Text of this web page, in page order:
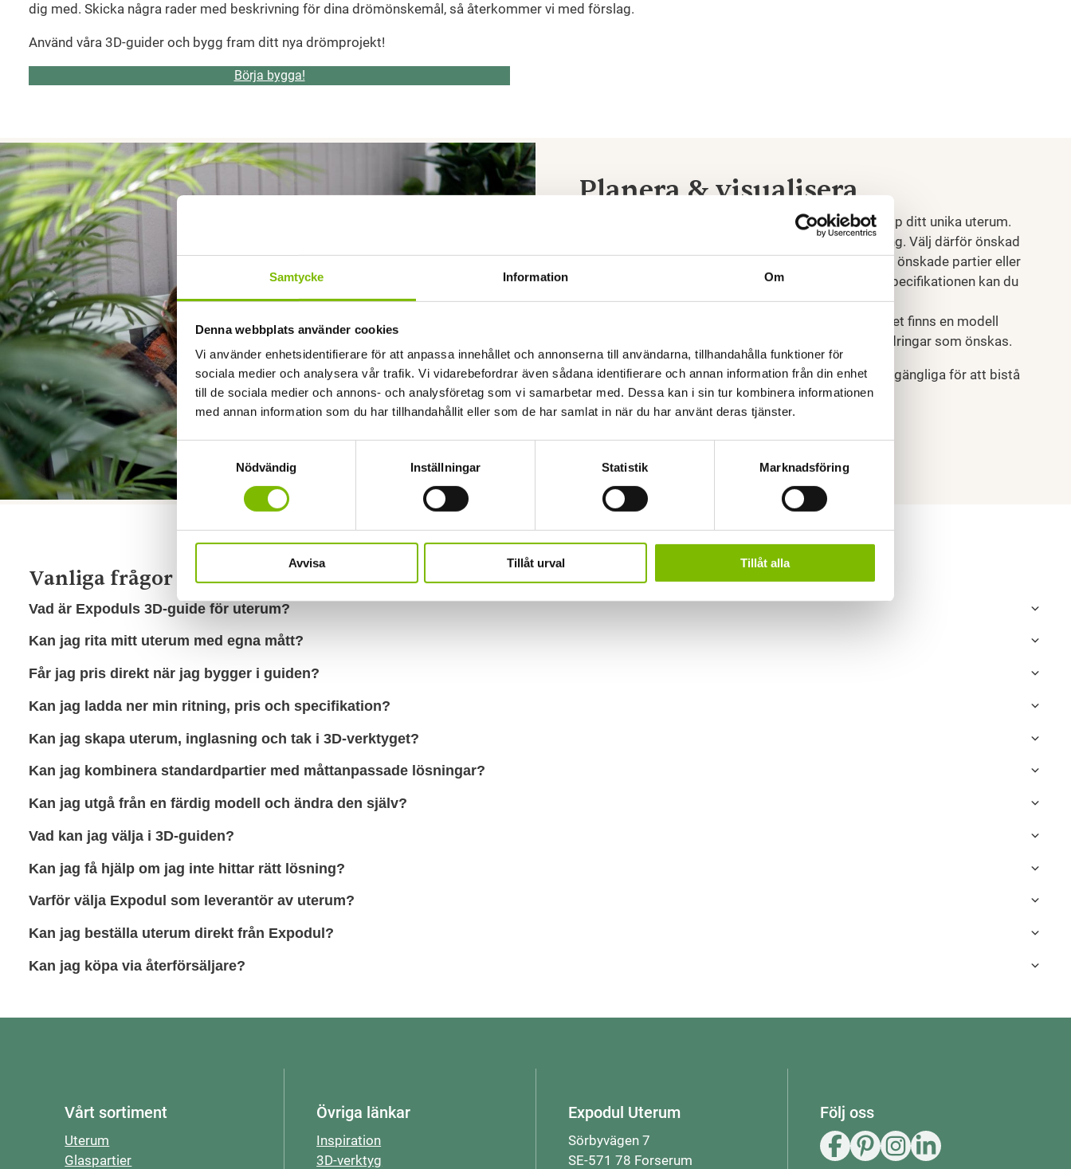
Samtycke Information Om
Denna webbplats använder cookies
Vi använder enhetsidentifierare för att anpassa innehållet och annonserna till användarna, tillhandahålla funktioner för
sociala medier och analysera vår trafik. Vi vidarebefordrar även sådana identifierare och annan information från din enhet
till de sociala medier och annons- och analysföretag som vi samarbetar med. Dessa kan i sin tur kombinera informationen
med annan information som du har tillhandahållit eller som de har samlat in när du har använt deras tjänster.
Samtyckesval
Nödvändig
Inställningar Statistik Marknadsföring
Avvisa Tillåt urval Tillåt alla
dig med. Skicka några rader med beskrivning för dina drömönskemål, så återkommer vi med förslag.
Använd våra 3D-guider och bygg fram ditt nya drömprojekt!
Börja bygga!
Planera & visualisera
Använd vår 3D-uterumsguide för att enkelt bygga ihop ditt unika uterum.
Varje uterum behöver måttanpassas för bästa lösning. Välj därför önskad
längd, djup, höjd, takvinkel och säsong. Därefter väljs önskade partier eller
väggar för att se ditt kompletta uterum med pris. I specifikationen kan du
se alla delpriser.
Du kan också utgå ifrån ett förskapat exempel, om det finns en modell
som passar dig i smaken. Därefter kan du gör de ändringar som önskas.
Om du behöver stöd i processen finns vi självklart tillgängliga för att bistå
med hjälp och rådgivning.
Vanliga frågor om våra 3D-guider för uterum
Vad är Expoduls 3D-guide för uterum?
Kan jag rita mitt uterum med egna mått?
Får jag pris direkt när jag bygger i guiden?
Kan jag ladda ner min ritning, pris och specifikation?
Kan jag skapa uterum, inglasning och tak i 3D-verktyget?
Kan jag kombinera standardpartier med måttanpassade lösningar?
Kan jag utgå från en färdig modell och ändra den själv?
Vad kan jag välja i 3D-guiden?
Kan jag få hjälp om jag inte hittar rätt lösning?
Varför välja Expodul som leverantör av uterum?
Börja bygga ditt uterum i 3D
Kan jag beställa uterum direkt från Expodul?
Kan jag köpa via återförsäljare?
Vårt sortiment
Uterum
Glaspartier
Övriga länkar
Inspiration
3D-verktyg
Expodul Uterum
Sörbyvägen 7
SE-571 78 Forserum
Följ oss